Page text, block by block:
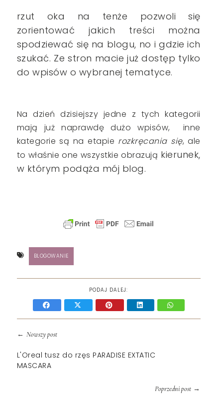
rzut oka na tenże pozwoli się
zorientować jakich treści można
spodziewać się na blogu, no i gdzie ich
szukać. Ze stron macie już dostęp tylko
do wpisów o wybranej tematyce.
Na dzień dzisiejszy jedne z tych kategorii
mają już naprawdę dużo wpisów, inne
kategorie są na etapie rozkręcania się, ale
to właśnie one wszystkie obrazują kierunek,
w którym podąża mój blog.
BLOGOWANIE
PODAJ DALEJ:
← Nowszy post
L'Oreal tusz do rzęs PARADISE EXTATIC
MASCARA
Poprzedni post→